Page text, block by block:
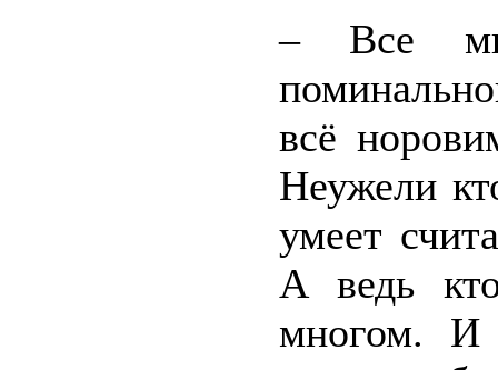
– Все
всё
Неужели
умеет
А ведь
многом. И